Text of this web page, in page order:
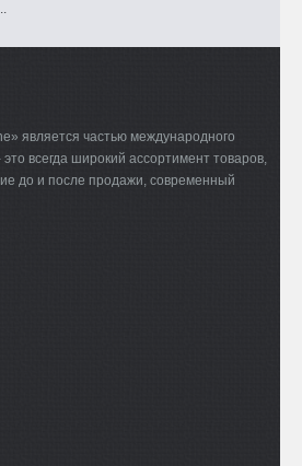
является частью международного
всегда широкий ассортимент товаров,
до и после продажи, современный